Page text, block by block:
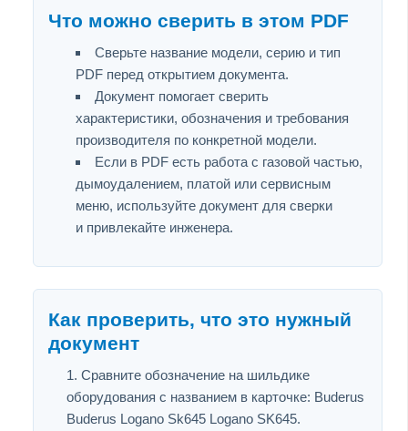
Что можно сверить в этом PDF
Сверьте название модели, серию и тип
PDF перед открытием документа.
Документ помогает сверить
характеристики, обозначения и требования
производителя по конкретной модели.
Если в PDF есть работа с газовой частью,
дымоудалением, платой или сервисным
меню, используйте документ для сверки
и привлекайте инженера.
Как проверить, что это нужный
документ
Сравните обозначение на шильдике
оборудования с названием в карточке: Buderus
Buderus Logano Sk645 Logano SK645.